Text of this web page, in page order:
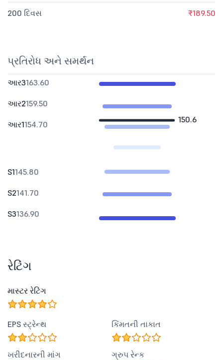
200 દિવસ ₹189.50
પ્રતિરોધ અને સમર્થન
150.6
આર3163.60
આર2159.50
આર1154.70
S1145.80
S2141.70
S3136.90
રેટિંગ
માસ્ટર રેટિંગ
EPS સ્ટ્રેન્થ કિંમતની તાકાત
ખરીદનારની માંગ ગ્રુપ રેન્ક